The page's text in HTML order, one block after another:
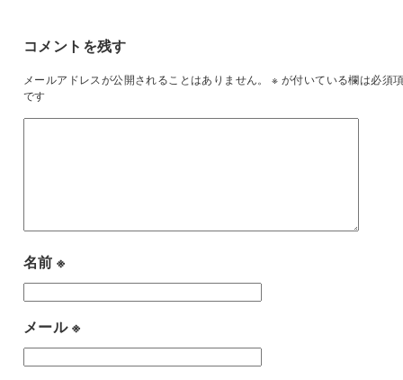
コメントを残す
メールアドレスが公開されることはありません。 ※ が付いている欄は必須
です
名前※
メール※